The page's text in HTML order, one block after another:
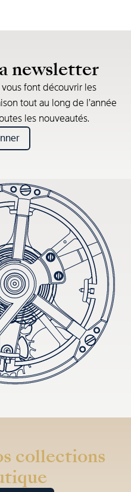
newsletter
font découvrir les
tout au long de l’année
les nouveautés.
collections